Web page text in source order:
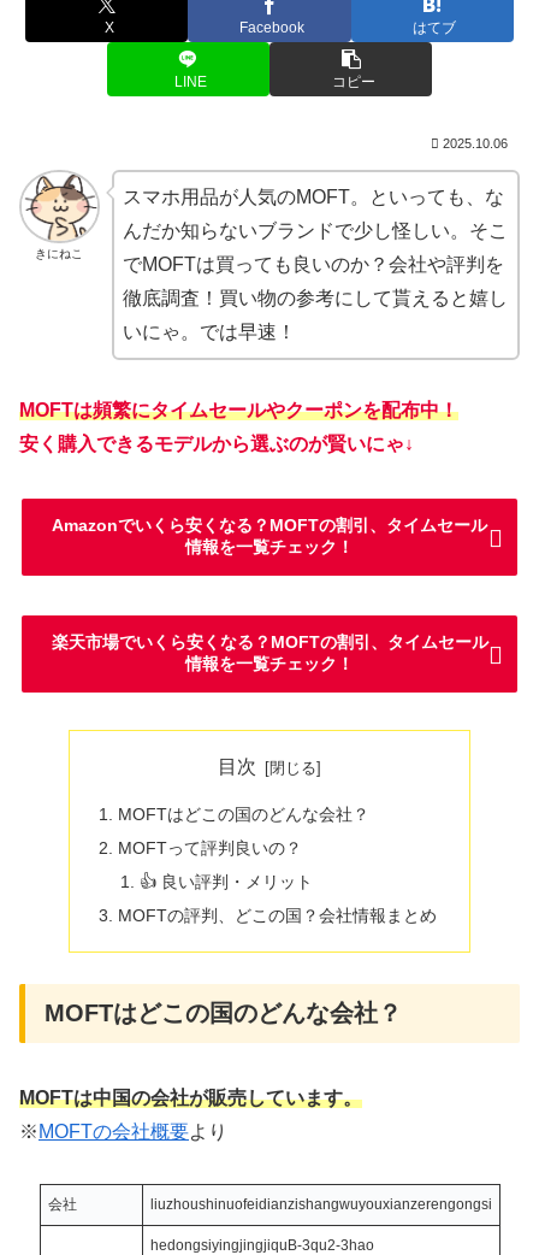
X Facebook はてブ
LINE コピー
2025.10.06
きにねこ
スマホ用品が人気のMOFT。といっても、な
んだか知らないブランドで少し怪しい。そこ
でMOFTは買っても良いのか？会社や評判を
徹底調査！買い物の参考にして貰えると嬉し
いにゃ。では早速！
MOFTは頻繁にタイムセールやクーポンを配布中！
安く購入できるモデルから選ぶのが賢いにゃ↓
Amazonでいくら安くなる？MOFTの割引、タイムセール
情報を一覧チェック！
楽天市場でいくら安くなる？MOFTの割引、タイムセール
情報を一覧チェック！
目次
MOFTはどこの国のどんな会社？
MOFTって評判良いの？
👍 良い評判・メリット
MOFTの評判、どこの国？会社情報まとめ
MOFTはどこの国のどんな会社？
MOFTは中国の会社が販売しています。
※ MOFTの会社概要より
会社 liuzhoushinuofeidianzishangwuyouxianzerengongsi
hedongsiyingjingjiquB-3qu2-3hao